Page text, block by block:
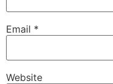
Email *
Website